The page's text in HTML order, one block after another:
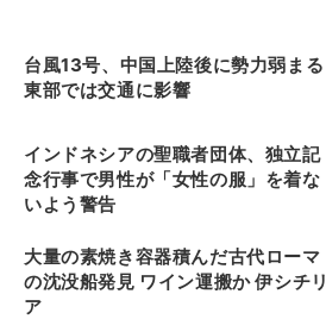
台風13号、中国上陸後に勢力弱まる
東部では交通に影響
インドネシアの聖職者団体、独立記
念行事で男性が「女性の服」を着な
いよう警告
大量の素焼き容器積んだ古代ローマ
の沈没船発見 ワイン運搬か 伊シチリ
ア